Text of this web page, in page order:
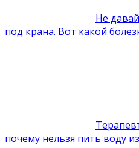
Не
под крана. Вот какой
почему нельзя пить воду